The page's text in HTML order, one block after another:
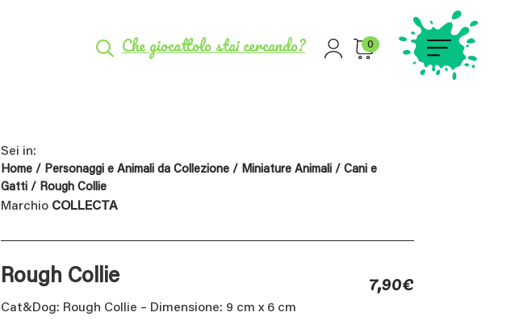
Che giocattolo stai cercando? 0
Sei in:
Home / Personaggi e Animali da Collezione / Miniature Animali / Cani e
Gatti / Rough Collie
Marchio COLLECTA
Rough Collie 7,90€
Cat&Dog: Rough Collie – Dimensione: 9 cm x 6 cm